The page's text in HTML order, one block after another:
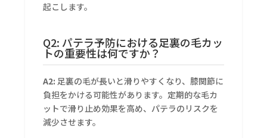
起こします。
Q2: パテラ予防における足裏の毛カッ
トの重要性は何ですか？
A2: 足裏の毛が長いと滑りやすくなり、膝関節に
負担をかける可能性があります。定期的な毛カ
ットで滑り止め効果を高め、パテラのリスクを
減少させます。